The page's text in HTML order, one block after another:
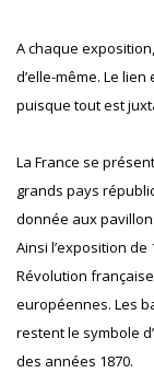
A chaque
d’elle-même. Le
puisque tout est
La France se
grands pays
donnée aux
Ainsi l’exposition
Révolution
européennes. Les
restent le symbole
des années 1870.